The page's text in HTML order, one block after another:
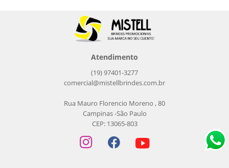
Atendimento
(19) 97401-3277
comercial@mistellbrindes.com.br
Rua Mauro Florencio Moreno , 80
Campinas -São Paulo
CEP: 13065-803